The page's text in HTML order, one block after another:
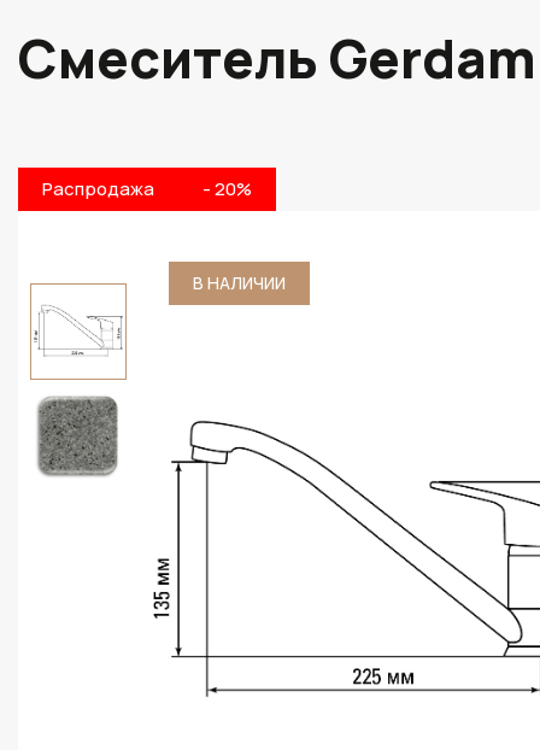
Смеситель
Распродажа - 20%
В НАЛИЧИИ